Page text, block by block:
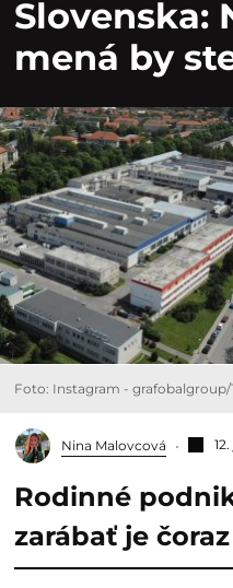
Slovenska:
mená by
Foto: Instagram - grafobalgroup/
Nina Malovcová
Rodinné
zarábať je